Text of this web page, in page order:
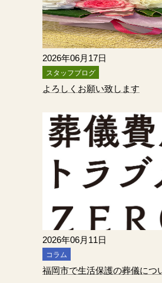
2026年06月17日
スタッフブログ
よろしくお願い致します
2026年06月11日
コラム
福岡市で生活保護の葬儀につ